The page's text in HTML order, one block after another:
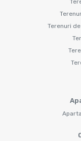
Terenuri